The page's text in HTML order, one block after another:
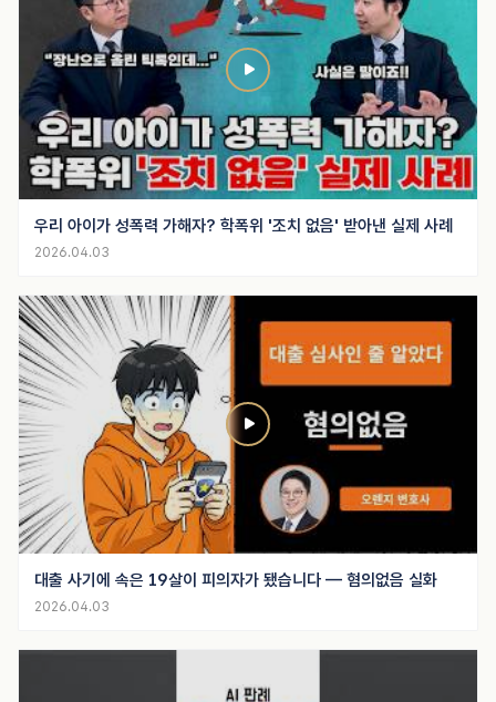
우리 아이가 성폭력 가해자? 학폭위 '조치 없음' 받아낸 실제 사례
2026.04.03
대출 사기에 속은 19살이 피의자가 됐습니다 — 혐의없음 실화
2026.04.03